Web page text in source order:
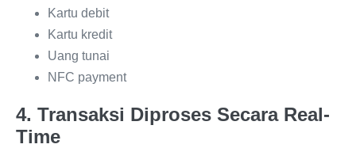
Kartu debit
Kartu kredit
Uang tunai
NFC payment
4. Transaksi Diproses Secara Real-
Time